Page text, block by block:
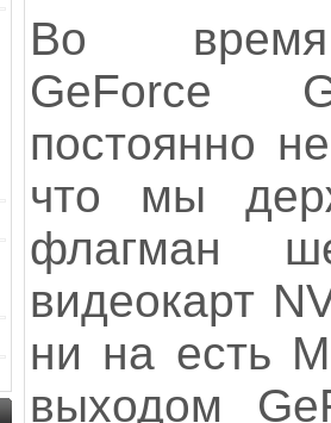
Во время
GeForce
постоянно
что мы
флагман
видеокарт
ни на есть
выходом